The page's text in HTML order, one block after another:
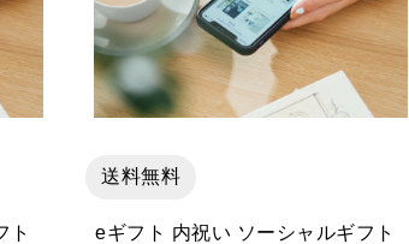
ト
送料無料
eギフト 内祝い ソーシャルギフト